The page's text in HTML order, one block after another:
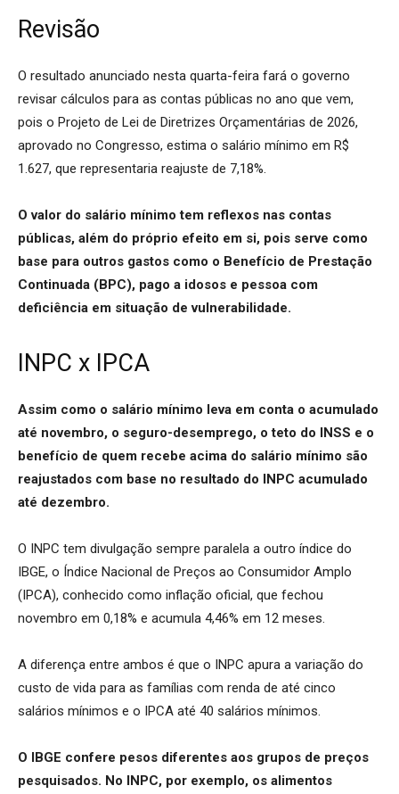
Revisão
O resultado anunciado nesta quarta-feira fará o governo
revisar cálculos para as contas públicas no ano que vem,
pois o Projeto de Lei de Diretrizes Orçamentárias de 2026,
aprovado no Congresso, estima o salário mínimo em R$
1.627, que representaria reajuste de 7,18%.
O valor do salário mínimo tem reflexos nas contas
públicas, além do próprio efeito em si, pois serve como
base para outros gastos como o Benefício de Prestação
Continuada (BPC), pago a idosos e pessoa com
deficiência em situação de vulnerabilidade.
INPC x IPCA
Assim como o salário mínimo leva em conta o acumulado
até novembro, o seguro-desemprego, o teto do INSS e o
benefício de quem recebe acima do salário mínimo são
reajustados com base no resultado do INPC acumulado
até dezembro.
O INPC tem divulgação sempre paralela a outro índice do
IBGE, o Índice Nacional de Preços ao Consumidor Amplo
(IPCA), conhecido como inflação oficial, que fechou
novembro em 0,18% e acumula 4,46% em 12 meses.
A diferença entre ambos é que o INPC apura a variação do
custo de vida para as famílias com renda de até cinco
salários mínimos e o IPCA até 40 salários mínimos.
O IBGE confere pesos diferentes aos grupos de preços
pesquisados. No INPC, por exemplo, os alimentos